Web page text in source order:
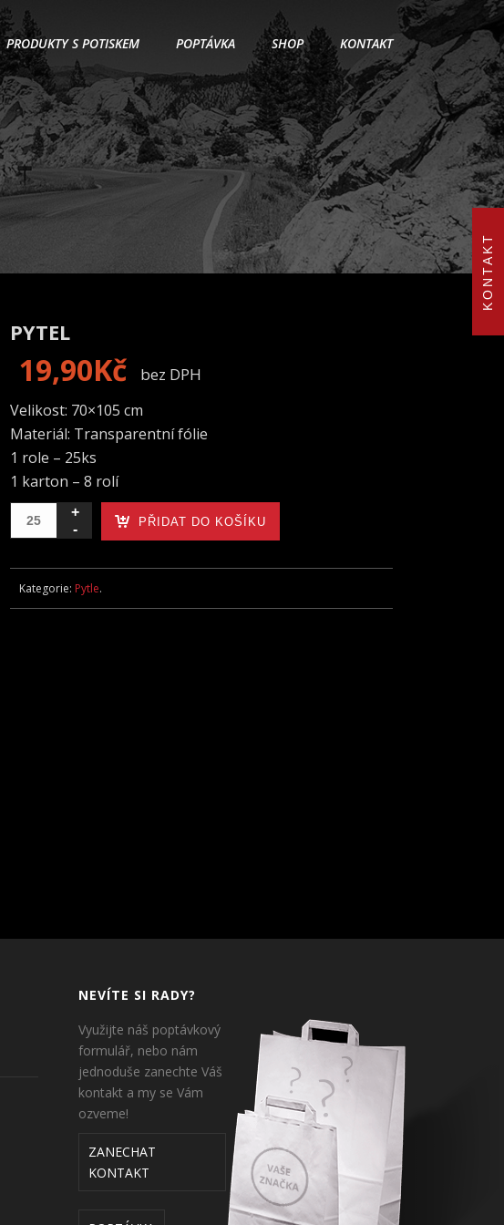
KONTAKT
PRODUKTY S POTISKEM POPTÁVKA SHOP KONTAKT
PYTEL
19,90Kč bez DPH
Velikost: 70×105 cm
Materiál: Transparentní fólie
1 role – 25ks
1 karton – 8 rolí
PŘIDAT DO KOŠÍKU
Kategorie: Pytle.
NEVÍTE SI RADY?
Využijte náš poptávkový
formulář, nebo nám
jednoduše zanechte Váš
kontakt a my se Vám
ozveme!
ZANECHAT
KONTAKT